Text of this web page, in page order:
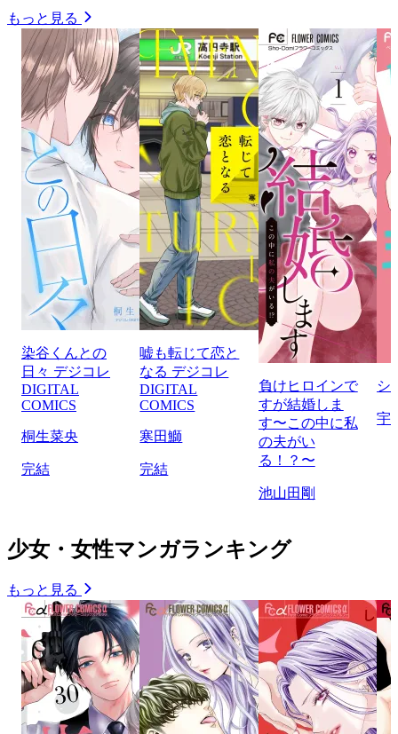
もっと見る
染谷くんとの
日々 デジコレ
DIGITAL
COMICS
桐生菜央
完結
嘘も転じて恋と
なる デジコレ
DIGITAL
COMICS
寒田鰤
完結
負けヒロインで
すが結婚しま
す〜この中に私
の夫がい
る！？〜
池山田剛
シ
宇
少女・女性マンガランキング
もっと見る